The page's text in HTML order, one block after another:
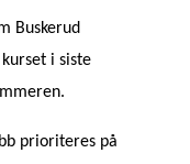
Buskerud
i siste
prioriteres på